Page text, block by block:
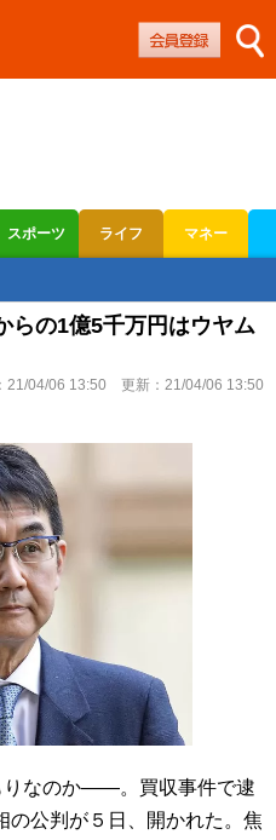
スポーツ ライフ マネー
らの1億5千万円はウヤム
21/04/06 13:50 更新： 21/04/06 13:50
りなのか――。買収事件で逮
の公判が５日、開かれた。焦